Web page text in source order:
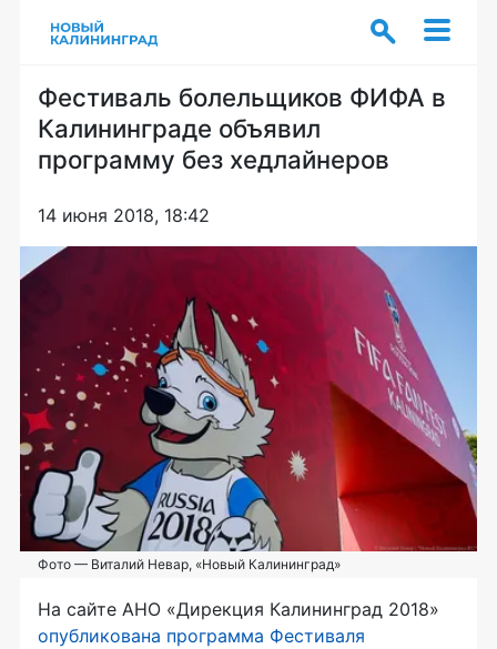
Фестиваль болельщиков ФИФА в
Калининграде объявил
программу без хедлайнеров
14 июня 2018, 18:42
Фото — Виталий Невар, «Новый Калининград»
На сайте АНО «Дирекция Калининград 2018»
опубликована программа Фестиваля